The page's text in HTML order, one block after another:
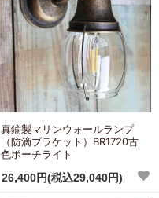
真鍮製マリンウォールランプ
（防滴ブラケット）BR1720古
色ポーチライト
26,400円(税込29,040円)